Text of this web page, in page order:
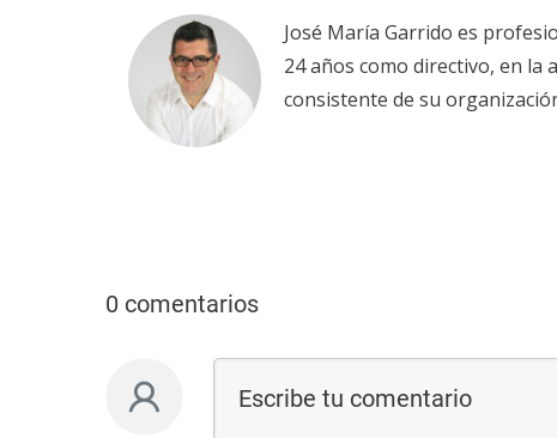
José María Garrido es
24 años como directivo, en la
consistente de su
0 comentarios